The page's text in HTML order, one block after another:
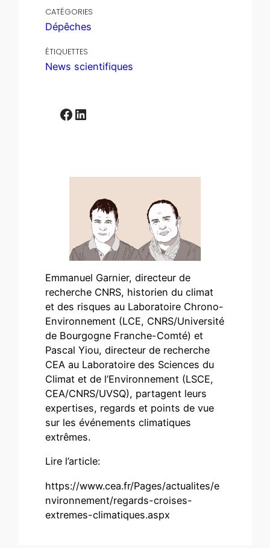
CATÉGORIES
Dépêches
ÉTIQUETTES
News scientifiques
Facebook LinkedIn
Emmanuel Garnier, directeur de
recherche CNRS, historien du climat
et des risques au Laboratoire Chrono-
Environnement (LCE, CNRS/Université
de Bourgogne Franche-Comté) et
Pascal Yiou, directeur de recherche
CEA au Laboratoire des Sciences du
Climat et de l’Environnement (LSCE,
CEA/CNRS/UVSQ), partagent leurs
expertises, regards et points de vue
sur les événements climatiques
extrêmes.
Lire l’article:
https://www.cea.fr/Pages/actualites/e
nvironnement/regards-croises-
extremes-climatiques.aspx